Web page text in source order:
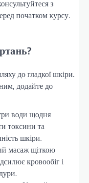
з
початком курсу.
до гладкої шкіри.
додайте до
води щодня
токсини та
шкіри.
масаж щіткою
кровообіг і